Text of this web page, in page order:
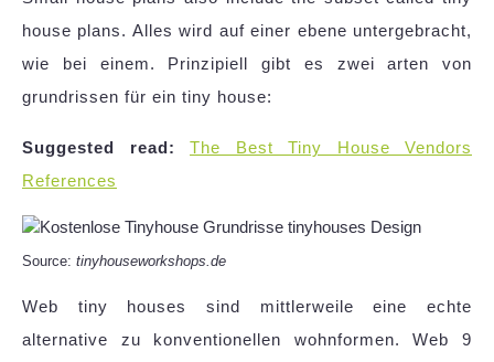
house plans. Alles wird auf einer ebene untergebracht,
wie bei einem. Prinzipiell gibt es zwei arten von
grundrissen für ein tiny house:
Suggested read:
The Best Tiny House Vendors
References
Source: tinyhouseworkshops.de
Web tiny houses sind mittlerweile eine echte
alternative zu konventionellen wohnformen. Web 9